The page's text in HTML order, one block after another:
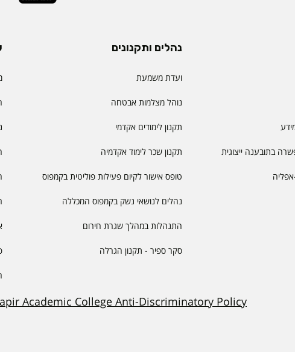
בתובענה ייצוגית
אפליה
נהלים ותקנונים
ועדת משמעת
נוהל מצלמות אבטחה
תקנון לימודים אקדמי
תקנון שכר לימוד אקדמיה
טופס אישור לקיום פעילות פוליטית בקמפוס
נהלים לנושאי נשק בקמפוס המכללה
התנהלות במהלך שגרת חירום
סקר ספיר - תקנון הגרלה
Academic College Anti-Discriminatory Policy